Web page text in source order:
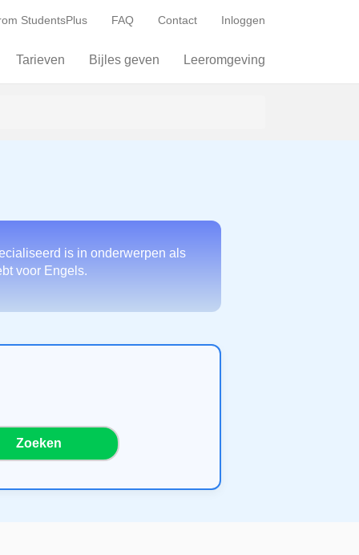
StudentsPlus FAQ Contact Inloggen
Tarieven Bijles geven Leeromgeving
is in onderwerpen als
voor Engels.
Zoeken